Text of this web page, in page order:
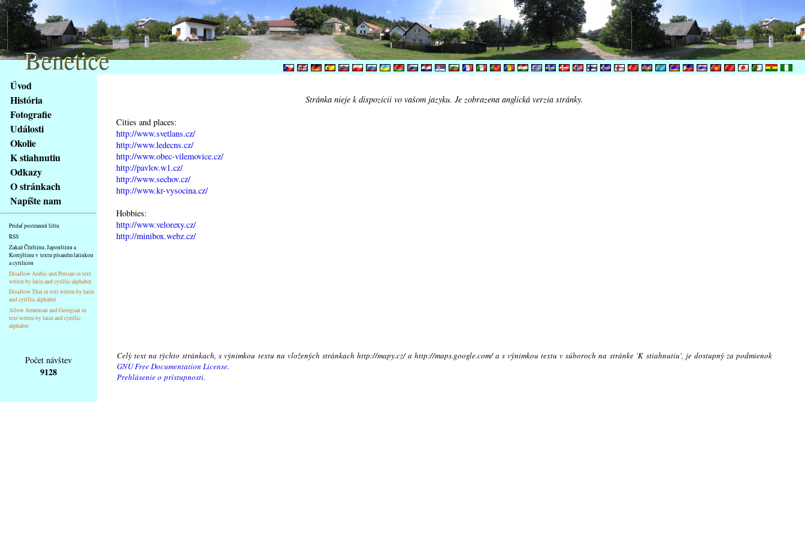
obsah
stránky
Klávesové
zkratky
tomto
webu
základní
Hlavní
strana
Úvod
História
Fotografie
Události
Okolie
K stiahnutiu
Odkazy
O stránkach
Napíšte nam
Pridať postrannú lištu
RSS
Zakaž Čínštinu, Japonštinu a
Korejštinu v textu písaném latinkou
a cyrilicou
Disallow Arabic and Persian in text
writen by latin and cyrillic alphabet
Disallow Thai in text writen by latin
and cyrillic alphabet
Allow Armenian and Georgian in
text writen by latin and cyrillic
alphabet
Stránka nieje k dispozícii vo vašom jazyku. Je zobrazena anglická verzia stránky.
Cities and places:
http://www.svetlans.cz/
http://www.ledecns.cz/
http://www.obec-vilemovice.cz/
http://pavlov.w1.cz/
http://www.sechov.cz/
http://www.kr-vysocina.cz/
Hobbies:
http://www.velorexy.cz/
http://minibox.webz.cz/
Počet návštev
9128
Celý text na týchto stránkach, s výnimkou textu na vložených stránkach http://mapy.cz/ a http://maps.google.com/ a s výnimkou textu v súboroch na stránke 'K stiahnutiu', je dostupný za podmienok
GNU Free Documentation License.
Prehlásenie o prístupnosti.
Benetice
Benetice